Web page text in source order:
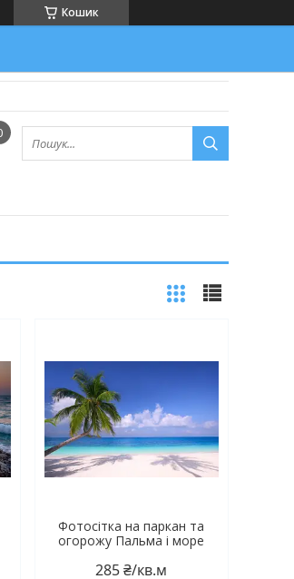
Кошик
Фотосітка на паркан та
огорожу Пальма і море
285 ₴/кв.м